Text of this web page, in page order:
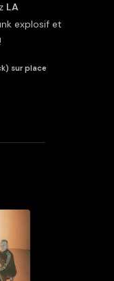
LA
explosif et
sur place